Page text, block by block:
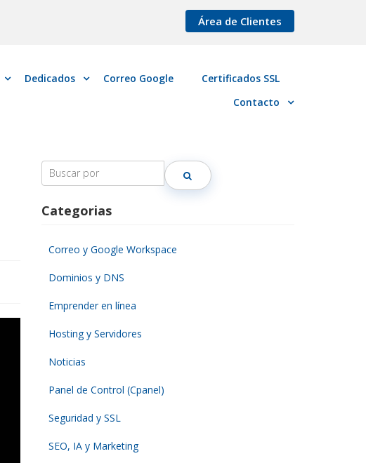
Área de Clientes
Dedicados Correo Google
Certificados SSL
Contacto
Search
for:
Categorias
Correo y Google Workspace
Dominios y DNS
Emprender en línea
Hosting y Servidores
Noticias
Panel de Control (Cpanel)
Seguridad y SSL
SEO, IA y Marketing